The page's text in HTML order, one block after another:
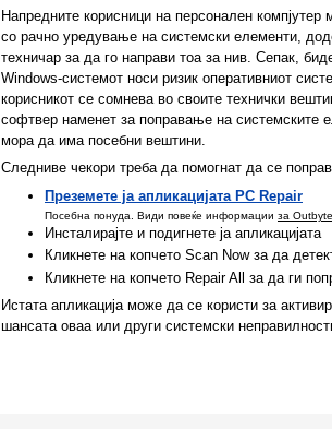
Напредните корисници на персонален
со рачно уредување на системски елементи,
техничар за да го направи тоа за нив. Сепак,
Windows-системот носи ризик оперативниот
корисникот се сомнева во своите технички
софтвер наменет за поправање на системските
мора да има посебни вештини.
Следниве чекори треба да помогнат да се
Преземете ја апликацијата PC Repair
Посебна понуда. Види повеќе информации за Outbyte
Инсталирајте и подигнете ја апликацијата
Кликнете на копчето Scan Now за да
Кликнете на копчето Repair All за да ги
Истата апликација може да се користи за
шансата оваа или други системски